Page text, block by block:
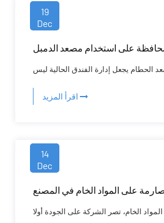
19
Dec
على استخدام مصعد الدمبل
اقرأ المزيد
14
Dec
على المواد الخام في المصنع